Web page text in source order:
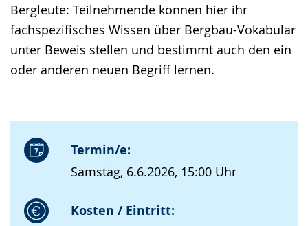
Bergleute: Teilnehmende können hier ihr
fachspezifisches Wissen über Bergbau-Vokabular
unter Beweis stellen und bestimmt auch den ein
oder anderen neuen Begriff lernen.
Termin/e:
Samstag, 6.6.2026, 15:00 Uhr
Kosten / Eintritt: